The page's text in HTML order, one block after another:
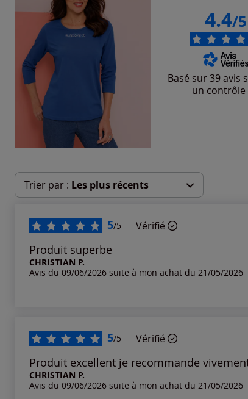
4.4/5
Basé sur 39 avis
un contrôle
Trier par : Les plus récents
Les plus anciens
5/5 Vérifié
Produit superbe
CHRISTIAN P.
Avis du 09/06/2026 suite à mon achat du 21/05/2026
5/5 Vérifié
Produit excellent je recommande
CHRISTIAN P.
Avis du 09/06/2026 suite à mon achat du 21/05/2026